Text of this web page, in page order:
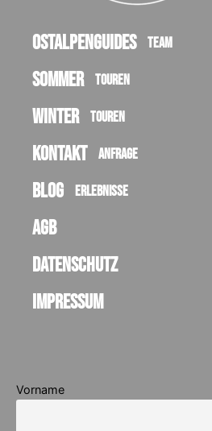
Ostalpenguides Team
Sommer Touren
Winter Touren
Kontakt Anfrage
Blog Erlebnisse
AGB
Datenschutz
Impressum
Vorname